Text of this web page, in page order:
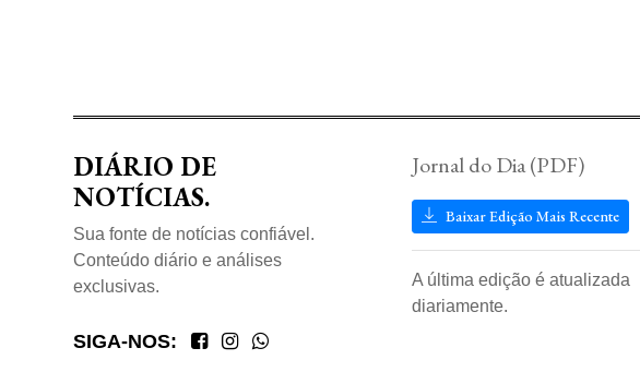
DIÁRIO DE
NOTÍCIAS.
Sua fonte de notícias confiável.
Conteúdo diário e análises
exclusivas.
SIGA-NOS:
Jornal do Dia (PDF)
Baixar Edição Mais Recente
A última edição é atualizada
diariamente.